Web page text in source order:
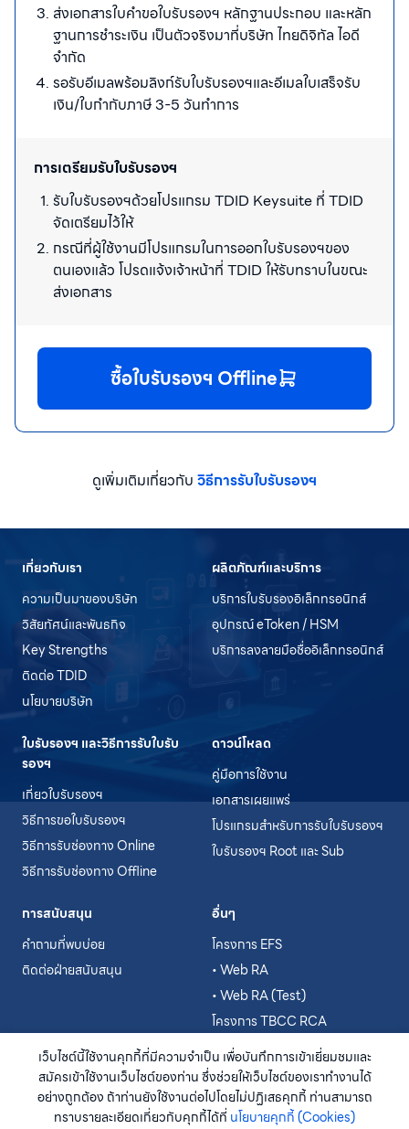
ส่งเอกสารใบคำขอใบรับรองฯ หลักฐานประกอบ และหลัก
ฐานการชำระเงิน เป็นตัวจริงมาที่บริษัท ไทยดิจิทัล ไอดี
จำกัด​
รอรับอีเมลพร้อมลิงก์รับใบรับรองฯและอีเมลใบเสร็จรับ
เงิน/ใบกำกับภาษี 3-5 วันทำการ​​
การเตรียมรับใบรับรองฯ
รับใบรับรองฯด้วยโปรแกรม TDID Keysuite ที่ TDID
จัดเตรียมไว้ให้​
กรณีที่ผู้ใช้งานมีโปรแกรมในการออกใบรับรองฯของ
ตนเองแล้ว โปรดแจ้งเจ้าหน้าที่ TDID ให้รับทราบในขณะ
ส่งเอกสาร​
ซื้อใบรับรองฯ Offline
ดูเพิ่มเติมเกี่ยวกับ วิธีการรับใบรับรองฯ
เกี่ยวกับเรา
ความเป็นมาของบริษัท
วิสัยทัศน์และพันธกิจ
Key Strengths
ติดต่อ TDID
นโยบายบริษัท
ผลิตภัณฑ์และบริการ
บริการใบรับรองอิเล็กทรอนิกส์
อุปกรณ์ eToken / HSM
บริการลงลายมือชื่ออิเล็กทรอนิกส์
ใบรับรองฯ และวิธีการรับใบรับ
รองฯ
เกี่ยวใบรับรองฯ
วิธีการขอใบรับรองฯ
วิธีการรับช่องทาง Online
วิธีการรับช่องทาง Offline
ดาวน์โหลด
คู่มือการใช้งาน
เอกสารเผยแพร่
โปรแกรมสำหรับการรับใบรับรองฯ
ใบรับรองฯ Root และ Sub
การสนับสนุน
คำถามที่พบบ่อย
ติดต่อฝ่ายสนับสนุน
อื่นๆ
โครงการ EFS
• Web RA
• Web RA (Test)
โครงการ TBCC RCA
• WCA
• WCA (Test)
เว็บไซต์นี้ใช้งานคุกกี้ที่มีความจำเป็น เพื่อบันทึกการเข้าเยี่ยมชมและ
สมัครเข้าใช้งานเว็บไซต์ของท่าน ซึ่งช่วยให้เว็บไซต์ของเราทำงานได้
อย่างถูกต้อง ถ้าท่านยังใช้งานต่อไปโดยไม่ปฏิเสธคุกกี้ ท่านสามารถ
ทราบรายละเอียดเกี่ยวกับคุกกี้ได้ที่ นโยบายคุกกี้ (Cookies)